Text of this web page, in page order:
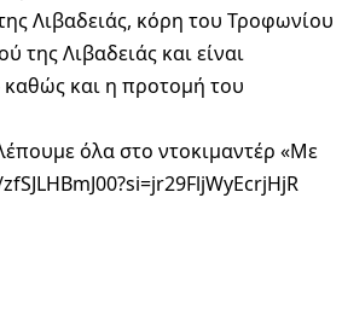
Λιβαδειάς, κόρη του Τροφωνίου
της Λιβαδειάς και είναι
και η προτομή του
όλα στο ντοκιμαντέρ «Με